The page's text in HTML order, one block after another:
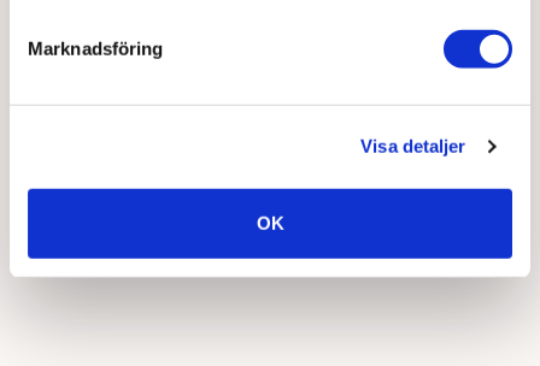
Marknadsföring
Visa detaljer
OK